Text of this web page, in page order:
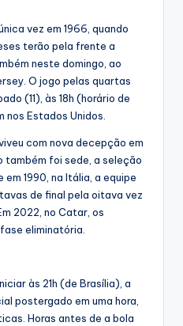
vez em 1966, quando
terão pela frente a
neste domingo, ao
O jogo pelas quartas
(11), às 18h (horário de
nos Estados Unidos.
com nova decepção em
também foi sede, a seleção
1990, na Itália, a equipe
de final pela oitava vez
2022, no Catar, os
eliminatória.
às 21h (de Brasília), a
postergado em uma hora,
Horas antes de a bola